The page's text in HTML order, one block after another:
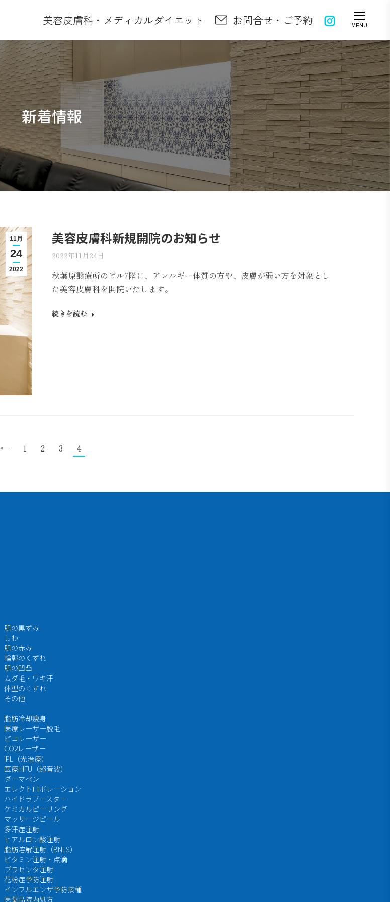
美容皮膚科・メディカルダイエット お問合せ・ご予約
Instagram
page
opens
in
new
window
MENU
新着情報
11月
24
2022
美容皮膚科新規開院のお知らせ
2022年11月24日
秋葉原診療所のビル7階に、アレルギー体質の方や、皮膚が弱い方を対象とし
た美容皮膚科を開院いたします。
続きを読む
← 1 2 3 4
肌の黒ずみ
しわ
肌の赤み
輪郭のくずれ
肌の凹凸
ムダ毛・ワキ汗
体型のくずれ
その他
脂肪冷却痩身
医療レーザー脱毛
ピコレーザー
CO2レーザー
IPL（光治療）
医療HIFU（超音波）
ダーマペン
エレクトロポレーション
ハイドラブースター
ケミカルピーリング
マッサージピール
多汗症注射
ヒアルロン酸注射
脂肪溶解注射（BNLS）
ビタミン注射・点滴
プラセンタ注射
花粉症予防注射
インフルエンザ予防接種
医薬品院内処方